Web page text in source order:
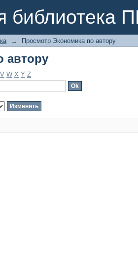
библиотека
автору
→ Просмотр Экономика по автору
автору
V W X Y Z